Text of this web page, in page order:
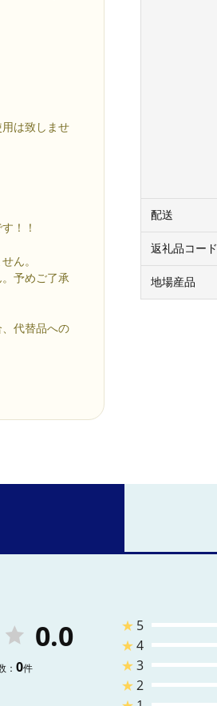
は致しませ
！！
ん。
予めご了承
代替品への
配送
返礼品コード
地場産品
0.0
： 0件
★ 5
★4
★3
★2